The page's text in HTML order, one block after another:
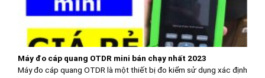
Máy đo cáp quang OTDR mini bán chạy nhất 2023
Máy đo cáp quang OTDR là một thiết bị đo kiểm sử dụng xác định